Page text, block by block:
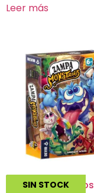
Leer más
SIN STOCK
Zampa Monstruos